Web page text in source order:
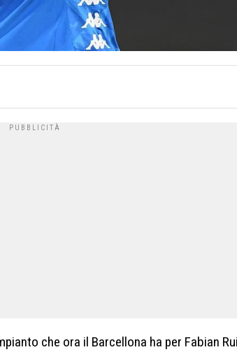
che ora il Barcellona ha per Fabian